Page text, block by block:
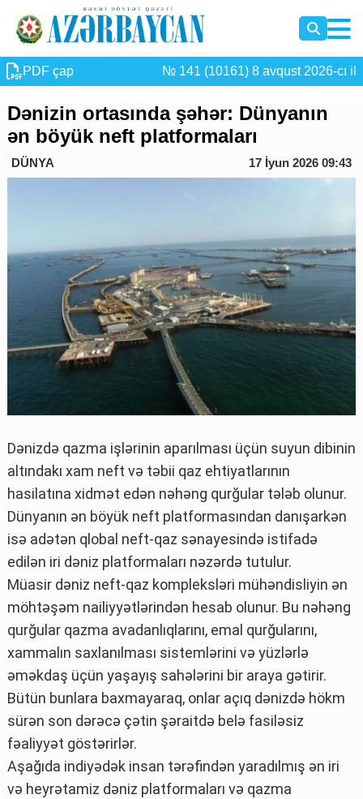
PDF çap № 141 (10161) 8 avqust 2026-cı il
Dənizin ortasında şəhər: Dünyanın
ən böyük neft platformaları
DÜNYA 17 İyun 2026 09:43
Dənizdə qazma işlərinin aparılması üçün suyun dibinin
altındakı xam neft və təbii qaz ehtiyatlarının
hasilatına xidmət edən nəhəng qurğular tələb olunur.
Dünyanın ən böyük neft platformasından danışarkən
isə adətən qlobal neft-qaz sənayesində istifadə
edilən iri dəniz platformaları nəzərdə tutulur.
Müasir dəniz neft-qaz kompleksləri mühəndisliyin ən
möhtəşəm nailiyyətlərindən hesab olunur. Bu nəhəng
qurğular qazma avadanlıqlarını, emal qurğularını,
xammalın saxlanılması sistemlərini və yüzlərlə
əməkdaş üçün yaşayış sahələrini bir araya gətirir.
Bütün bunlara baxmayaraq, onlar açıq dənizdə hökm
sürən son dərəcə çətin şəraitdə belə fasiləsiz
fəaliyyət göstərirlər.
Aşağıda indiyədək insan tərəfindən yaradılmış ən iri
və heyrətamiz dəniz platformaları və qazma